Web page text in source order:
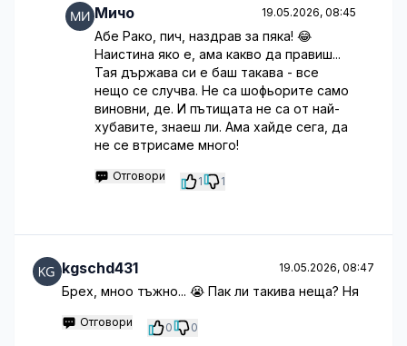
Мичо 19.05.2026, 08:45
Абе Рако, пич, наздрав за пяка! 😂
Наистина яко е, ама какво да правиш...
Тая държава си е баш такава - все
нещо се случва. Не са шофьорите само
виновни, де. И пътищата не са от най-
хубавите, знаеш ли. Ама хайде сега, да
не се втрисаме много!
Отговори 1 1
kgschd431 19.05.2026, 08:47
Брех, мноо тъжно... 😭 Пак ли такива неща? Ня
Отговори 0 0